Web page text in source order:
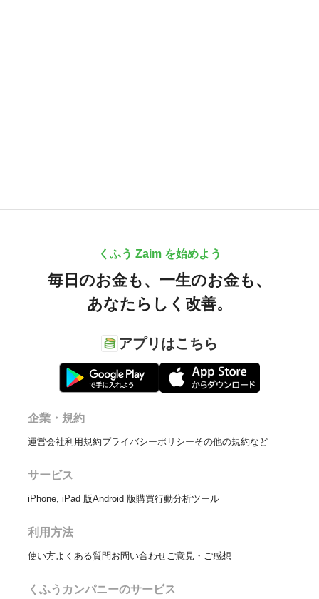
くふう Zaim を始めよう
毎日のお金も、 一生のお金も、
あなたらしく改善。
アプリはこちら
企業・規約
運営会社利用規約プライバシーポリシーその他の規約など
サービス
iPhone, iPad 版Android 版購買行動分析ツール
利用方法
使い方よくある質問お問い合わせご意見・ご感想
くふうカンパニーのサービス